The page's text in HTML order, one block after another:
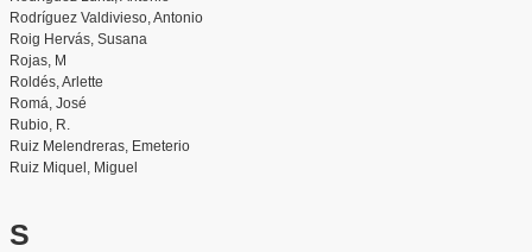
Rodríguez Valdivieso, Antonio
Roig Hervás, Susana
Rojas, M
Roldés, Arlette
Romá, José
Rubio, R.
Ruiz Melendreras, Emeterio
Ruiz Miquel, Miguel
S